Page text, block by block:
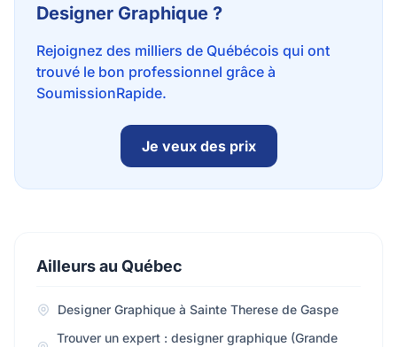
Designer Graphique ?
Rejoignez des milliers de Québécois qui ont
trouvé le bon professionnel grâce à
SoumissionRapide.
Je veux des prix
Ailleurs au Québec
Designer Graphique à Sainte Therese de Gaspe
Trouver un expert : designer graphique (Grande